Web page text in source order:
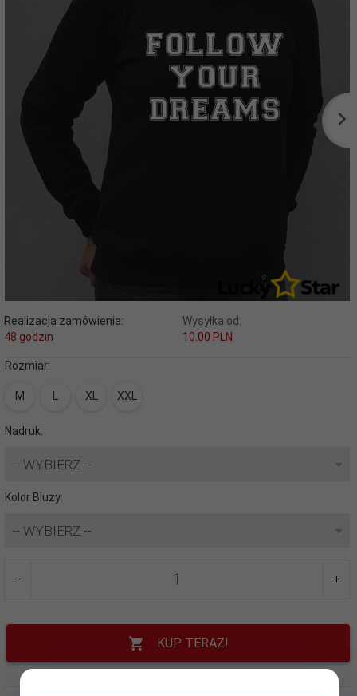
Realizacja zamówienia:
48 godzin
Wysyłka od:
10.00 PLN
Rozmiar:
M XL XXL
Nadruk:
-- WYBIERZ --
Kolor Bluzy:
-- WYBIERZ --
KUP TERAZ!